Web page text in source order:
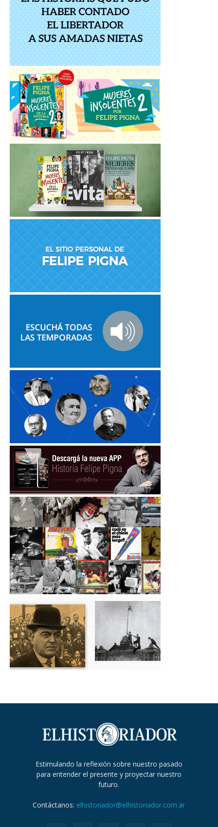
Estimulando la reflexión sobre nuestro pasado
para entender el presente y proyectar nuestro
futuro.
Contáctanos: elhistoriador@elhistoriador.com.ar